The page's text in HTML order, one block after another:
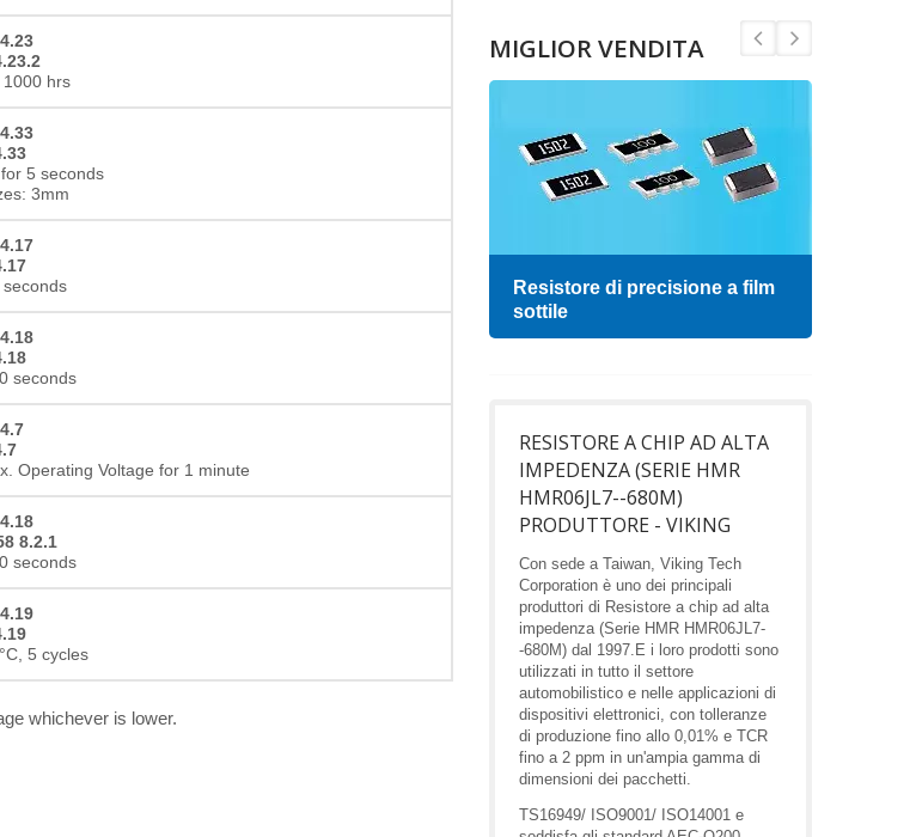
1000 hrs
5 seconds
3mm
seconds
seconds
Operating Voltage for 1 minute
8.2.1
seconds
5 cycles
whichever is lower.
MIGLIOR VENDITA
Resistore di precisione a film
sottile
RESISTORE A CHIP AD ALTA
IMPEDENZA (SERIE HMR
HMR06JL7--680M)
PRODUTTORE - VIKING
Con sede a Taiwan, Viking Tech
Corporation è uno dei principali
produttori di Resistore a chip ad alta
impedenza (Serie HMR HMR06JL7-
-680M) dal 1997.E i loro prodotti sono
utilizzati in tutto il settore
automobilistico e nelle applicazioni di
dispositivi elettronici, con tolleranze
di produzione fino allo 0,01% e TCR
fino a 2 ppm in un'ampia gamma di
dimensioni dei pacchetti.
TS16949/ ISO9001/ ISO14001 e